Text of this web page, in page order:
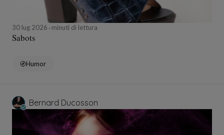
30 lug 2026 minuti di lettura
Sabots
Humor
Bernard Ducosson